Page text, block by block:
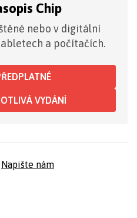
Chip
nebo v digitální
a počítačích.
VYDÁNÍ
Napište nám